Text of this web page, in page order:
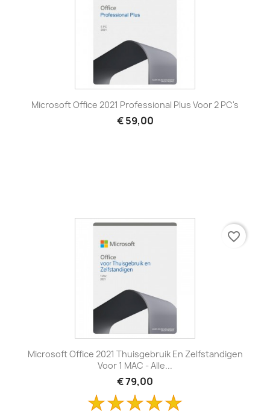
Microsoft Office 2021 Professional Plus Voor 2 PC's
€ 59,00
Microsoft Office 2021 Thuisgebruik En Zelfstandigen
Voor 1 MAC - Alle...
€ 79,00
favorite_border